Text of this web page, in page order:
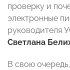
проверку и
электронные
руководителя
Светлана
В свою